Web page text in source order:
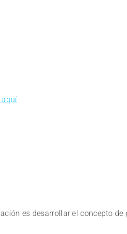
aquí
es desarrollar el concepto